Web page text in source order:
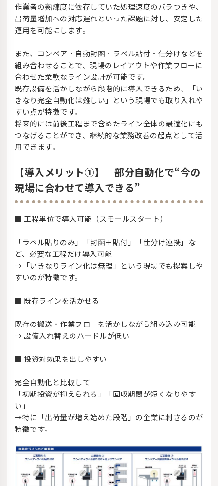
作業者の熟練度に依存していた処理速度のバラつきや、
出荷量増加への対応遅れといった課題に対し、安定した
運用を可能にします。
また、コンベア・自動封函・ラベル貼付・仕分けなどを
組み合わせることで、現場のレイアウトや作業フローに
合わせた柔軟なライン設計が可能です。
既存設備を活かしながら段階的に導入できるため、「い
きなり完全自動化は難しい」という現場でも取り入れや
すい点が特徴です。
将来的には前後工程まで含めたライン全体の最適化にも
つなげることができ、継続的な業務改善の起点として活
用できます。
【導入メリット①】 部分自動化で“今の
現場に合わせて導入できる”
■ 工程単位で導入可能（スモールスタート）
「ラベル貼りのみ」「封函＋貼付」「仕分け連携」な
ど、必要な工程だけ導入可能
→「いきなりライン化は無理」という現場でも提案しや
すいのが特徴です。
■ 既存ラインを活かせる
既存の搬送・作業フローを活かしながら組み込み可能
→ 設備入れ替えのハードルが低い
■ 投資対効果を出しやすい
完全自動化と比較して
「初期投資が抑えられる」「回収期間が短くなりやす
い」
→特に「出荷量が増え始めた段階」の企業に刺さるのが
特徴です。